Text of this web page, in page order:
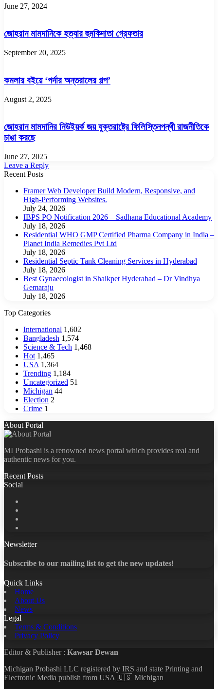
June 27, 2024
জোহরান মামদানিকে হত্যার হুমকিদাতা গ্রেফতার
September 20, 2025
কমলার বইয়ে ‘পর্দার অন্তরালের গল্প’
August 2, 2025
জোহরান মামদানির নিউইয়র্ক জয় যুক্তরাষ্ট্রে ফিলিস্তিনপন্থী রাজনীতিকে
চাঙা করছে
June 27, 2025
Leave a Reply
Recent Posts
Framer Web Developer Build Modern, Responsive, and
High-Performing Websites.
July 24, 2026
IBPS PO Notification 2026 – Sadhana Educational Academy
July 18, 2026
Residential WHO GMP Certified Pharma Company in India –
Planet India Remedies Pvt Ltd
July 18, 2026
Residential Septic Tank Cleaning Services in Hyderabad
July 18, 2026
Best Gynaecologist in Shaikpet Hyderabad – Dr Vindhya
Gemaraju
July 18, 2026
Top Categories
International 1,602
Bangladesh 1,574
Science & Tech 1,468
Hot 1,465
USA 1,364
Trending 1,184
Uncategorized 51
Michigan 44
Election 2
Crime 1
About Portal
MI Probashi is a renowned news portal which provides real and
authentic news for you.
Recent Posts
Social
Newsletter
Subscribe to our mailing list to get the new updates!
Quick Links
Home
About Us
News
Legal
Terms & Conditions
Privacy Policy
Editor & Publisher : Kawsar Dewan
Michigan Probashi LLC registered by IRS and state Printing and
Electronic Media publish from USA 🇺🇸 Michigan